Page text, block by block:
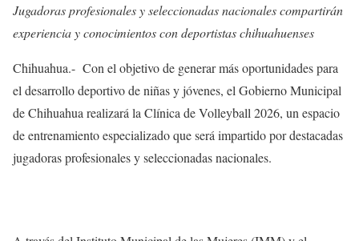
Jugadoras profesionales y seleccionadas nacionales compartirán
experiencia y conocimientos con deportistas chihuahuenses
Chihuahua.- Con el objetivo de generar más oportunidades para
el desarrollo deportivo de niñas y jóvenes, el Gobierno Municipal
de Chihuahua realizará la Clínica de Volleyball 2026, un espacio
de entrenamiento especializado que será impartido por destacadas
jugadoras profesionales y seleccionadas nacionales.